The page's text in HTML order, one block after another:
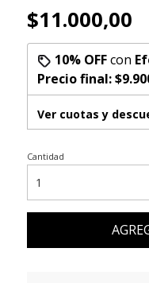
$11.000,00
10% OFFcon
Precio final:
Ver cuotas y
Cantidad